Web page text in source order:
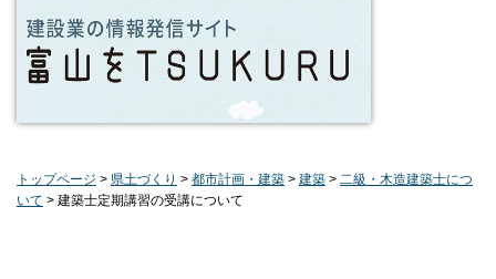
トップページ > 県土づくり > 都市計画・建築 > 建築 > 二級・木造建築士につ
いて > 建築士定期講習の受講について